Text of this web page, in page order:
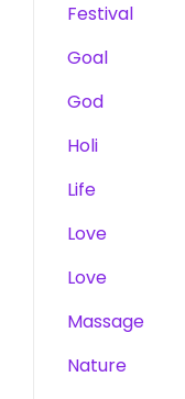
Festival
Goal
God
Holi
Life
Love
Love
Massage
Nature